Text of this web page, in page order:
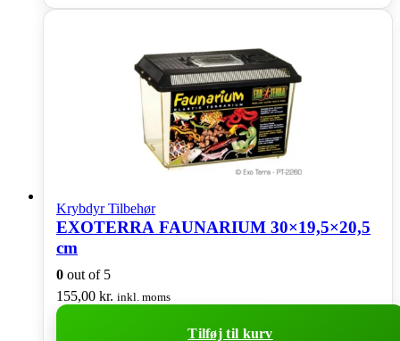
Krybdyr Tilbehør
EXOTERRA FAUNARIUM 30×19,5×20,5
cm
0 out of 5
155,00 kr. inkl. moms
Tilføj til kurv